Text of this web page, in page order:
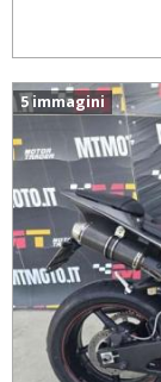
5 immagini